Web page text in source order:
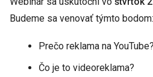
Budeme sa venovať týmto bodom:
Prečo reklama na YouTube?
Čo je to videoreklama?